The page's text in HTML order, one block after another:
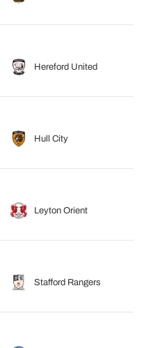
Hereford United
Hull City
Leyton Orient
Stafford Rangers